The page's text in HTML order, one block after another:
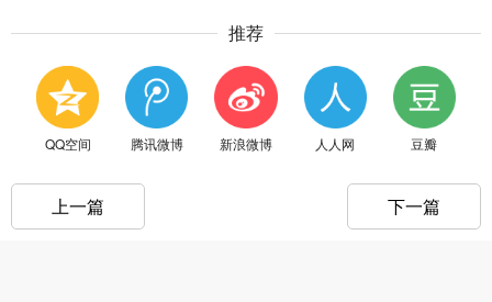
推荐
QQ空间 腾讯微博 新浪微博 人人网 豆瓣
上一篇 下一篇